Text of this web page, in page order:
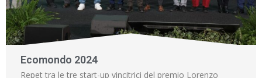
Ecomondo 2024
Repet tra le tre start-up vincitrici del premio Lorenzo